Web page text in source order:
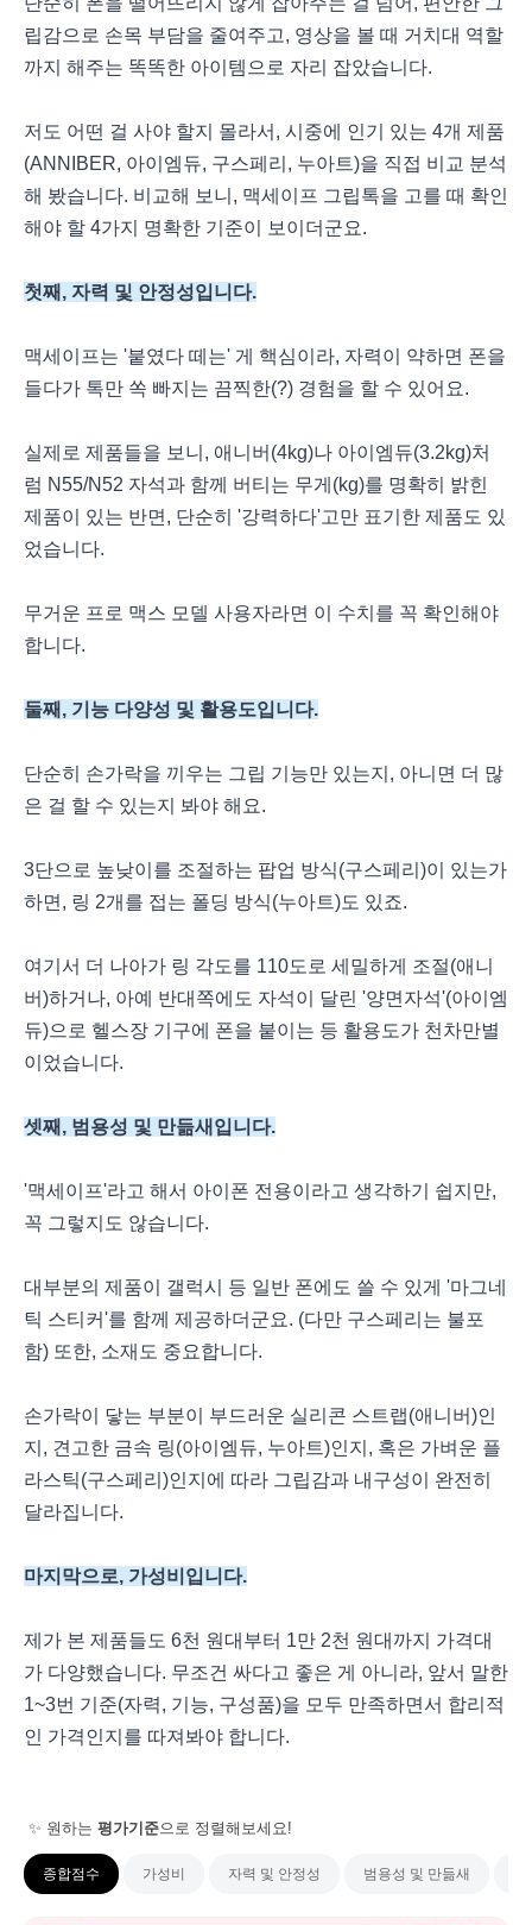
립감으로 손목 부담을 줄여주고, 영상을 볼 때 거치대 역할
까지 해주는 똑똑한 아이템으로 자리 잡았습니다.
저도 어떤 걸 사야 할지 몰라서, 시중에 인기 있는 4개 제품
(ANNIBER, 아이엠듀, 구스페리, 누아트)을 직접 비교 분석
해 봤습니다. 비교해 보니, 맥세이프 그립톡을 고를 때 확인
해야 할 4가지 명확한 기준이 보이더군요.
첫째, 자력 및 안정성입니다.
맥세이프는 '붙였다 떼는' 게 핵심이라, 자력이 약하면 폰을
들다가 톡만 쏙 빠지는 끔찍한(?) 경험을 할 수 있어요.
실제로 제품들을 보니, 애니버(4kg)나 아이엠듀(3.2kg)처
럼 N55/N52 자석과 함께 버티는 무게(kg)를 명확히 밝힌
제품이 있는 반면, 단순히 '강력하다'고만 표기한 제품도 있
었습니다.
무거운 프로 맥스 모델 사용자라면 이 수치를 꼭 확인해야
합니다.
둘째, 기능 다양성 및 활용도입니다.
단순히 손가락을 끼우는 그립 기능만 있는지, 아니면 더 많
은 걸 할 수 있는지 봐야 해요.
3단으로 높낮이를 조절하는 팝업 방식(구스페리)이 있는가
하면, 링 2개를 접는 폴딩 방식(누아트)도 있죠.
여기서 더 나아가 링 각도를 110도로 세밀하게 조절(애니
버)하거나, 아예 반대쪽에도 자석이 달린 '양면자석'(아이엠
듀)으로 헬스장 기구에 폰을 붙이는 등 활용도가 천차만별
이었습니다.
셋째, 범용성 및 만듦새입니다.
'맥세이프'라고 해서 아이폰 전용이라고 생각하기 쉽지만,
꼭 그렇지도 않습니다.
대부분의 제품이 갤럭시 등 일반 폰에도 쓸 수 있게 '마그네
틱 스티커'를 함께 제공하더군요. (다만 구스페리는 불포
함) 또한, 소재도 중요합니다.
손가락이 닿는 부분이 부드러운 실리콘 스트랩(애니버)인
지, 견고한 금속 링(아이엠듀, 누아트)인지, 혹은 가벼운 플
라스틱(구스페리)인지에 따라 그립감과 내구성이 완전히
달라집니다.
마지막으로, 가성비입니다.
제가 본 제품들도 6천 원대부터 1만 2천 원대까지 가격대
가 다양했습니다. 무조건 싸다고 좋은 게 아니라, 앞서 말한
1~3번 기준(자력, 기능, 구성품)을 모두 만족하면서 합리적
인 가격인지를 따져봐야 합니다.
✨ 원하는 평가기준으로 정렬해보세요!
종합점수 가성비 자력 및 안정성 범용성 및 만듦새